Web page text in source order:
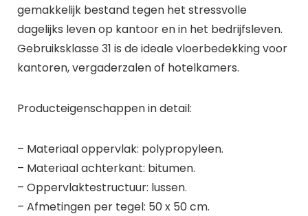
gemakkelijk bestand tegen het stressvolle
dagelijks leven op kantoor en in het bedrijfsleven.
Gebruiksklasse 31 is de ideale vloerbedekking voor
kantoren, vergaderzalen of hotelkamers.
Producteigenschappen in detail:
– Materiaal oppervlak: polypropyleen.
– Materiaal achterkant: bitumen.
– Oppervlaktestructuur: lussen.
– Afmetingen per tegel: 50 x 50 cm.